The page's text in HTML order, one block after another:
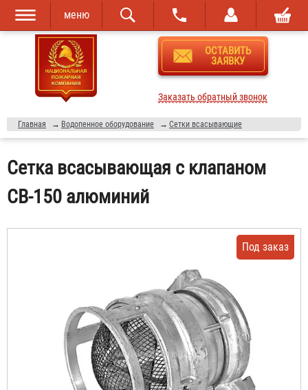
Перейти к
основному
содержанию
Skip to
navigation
меню
ОСТАВИТЬ
ЗАЯВКУ
Заказать обратный звонок
Главная → Водопенное оборудование → Сетки всасывающие
Сетка всасывающая с клапаном
СВ-150 алюминий
Под заказ